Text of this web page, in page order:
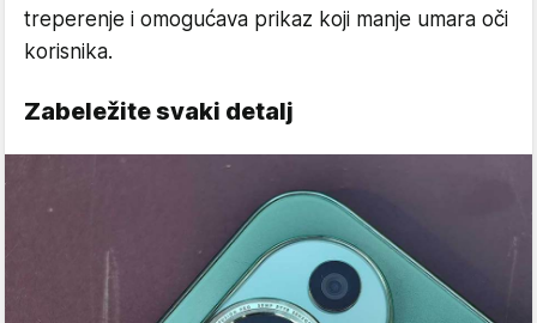
treperenje i omogućava prikaz koji manje umara oči
korisnika.
Zabeležite svaki detalj